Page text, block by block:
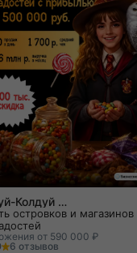
Жуй-Колдуй
островков и магазинов
от 590 000 ₽
6 отзывов